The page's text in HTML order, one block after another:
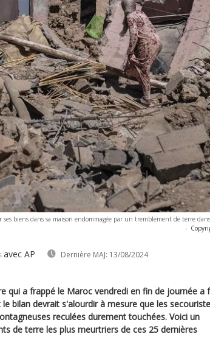
biens dans sa maison endommagée par un tremblement de terre
-
avec AP Dernière MAJ: 13/08/2024
qui a frappé le Maroc vendredi en fin de journée a
bilan devrait s'alourdir à mesure que les
reculées durement touchées. Voici un
de terre les plus meurtriers de ces 25 dernières